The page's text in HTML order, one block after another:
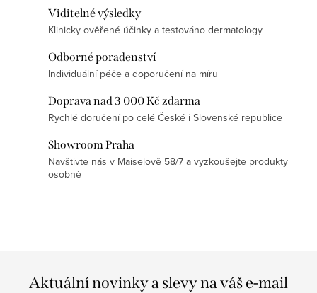
Viditelné výsledky
Klinicky ověřené účinky a testováno dermatology
Odborné poradenství
Individuální péče a doporučení na míru
Doprava nad 3 000 Kč zdarma
Rychlé doručení po celé České i Slovenské republice
Showroom Praha
Navštivte nás v Maiselově 58/7 a vyzkoušejte produkty
osobně
Aktuální novinky a slevy na váš e-mail